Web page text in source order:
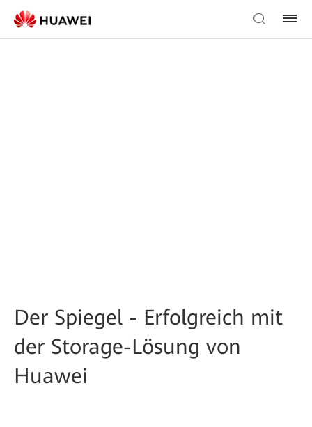
Der Spiegel - Erfolgreich mit
der Storage-Lösung von
Huawei